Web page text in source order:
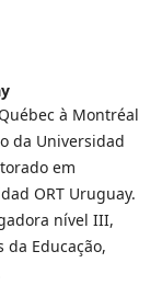
à Montréal
da Universidad
em
ORT Uruguay.
nível III,
da Educação,